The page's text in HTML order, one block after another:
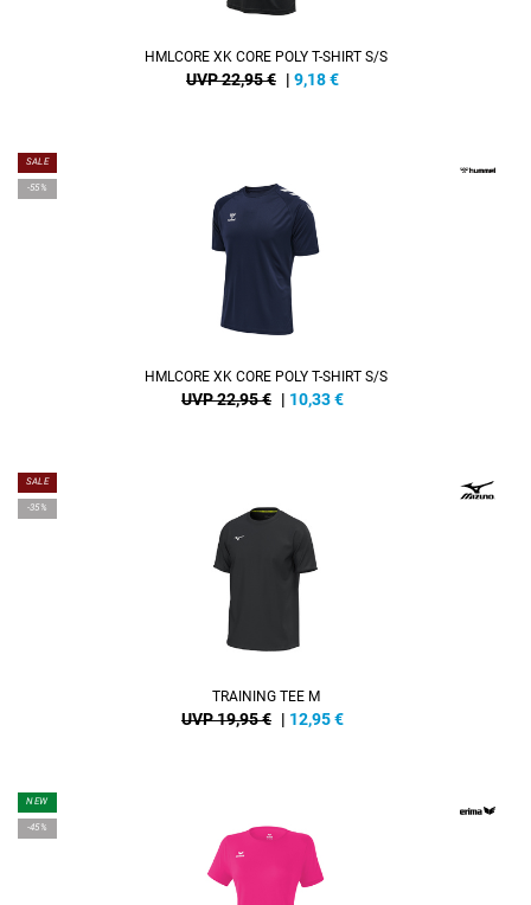
HMLCORE XK CORE POLY T-SHIRT S/S
UVP 22,95 € | 9,18€
SALE
-55%
HMLCORE XK CORE POLY T-SHIRT S/S
UVP 22,95 € | 10,33€
SALE
-35%
TRAINING TEE M
UVP 19,95 € | 12,95€
NEW
-45%